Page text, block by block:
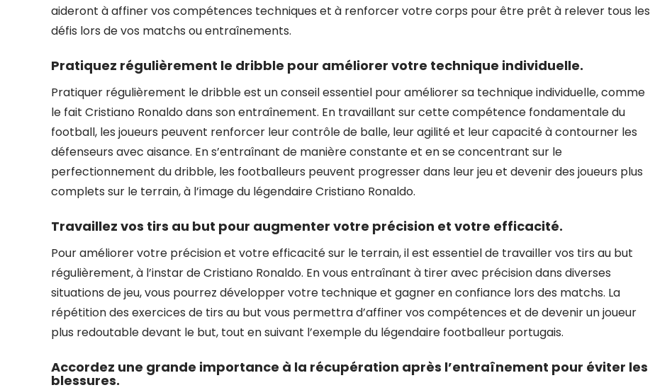
aideront à affiner vos compétences techniques et à renforcer votre corps pour être prêt à relever tous les
défis lors de vos matchs ou entraînements.
Pratiquez régulièrement le dribble pour améliorer votre technique individuelle.
Pratiquer régulièrement le dribble est un conseil essentiel pour améliorer sa technique individuelle, comme
le fait Cristiano Ronaldo dans son entraînement. En travaillant sur cette compétence fondamentale du
football, les joueurs peuvent renforcer leur contrôle de balle, leur agilité et leur capacité à contourner les
défenseurs avec aisance. En s’entraînant de manière constante et en se concentrant sur le
perfectionnement du dribble, les footballeurs peuvent progresser dans leur jeu et devenir des joueurs plus
complets sur le terrain, à l’image du légendaire Cristiano Ronaldo.
Travaillez vos tirs au but pour augmenter votre précision et votre efficacité.
Pour améliorer votre précision et votre efficacité sur le terrain, il est essentiel de travailler vos tirs au but
régulièrement, à l’instar de Cristiano Ronaldo. En vous entraînant à tirer avec précision dans diverses
situations de jeu, vous pourrez développer votre technique et gagner en confiance lors des matchs. La
répétition des exercices de tirs au but vous permettra d’affiner vos compétences et de devenir un joueur
plus redoutable devant le but, tout en suivant l’exemple du légendaire footballeur portugais.
Accordez une grande importance à la récupération après l’entraînement pour éviter les
blessures.